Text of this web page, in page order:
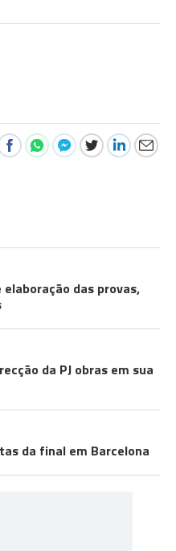
das provas,
da PJ obras em sua
da final em Barcelona